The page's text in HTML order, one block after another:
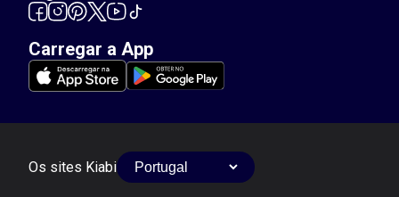
Carregar a App
Os sites Kiabi